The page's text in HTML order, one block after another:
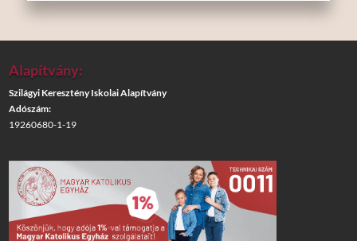
Alapítvány:
Szilágyi Keresztény Iskolai Alapítvány
Adószám:
19260680-1-19